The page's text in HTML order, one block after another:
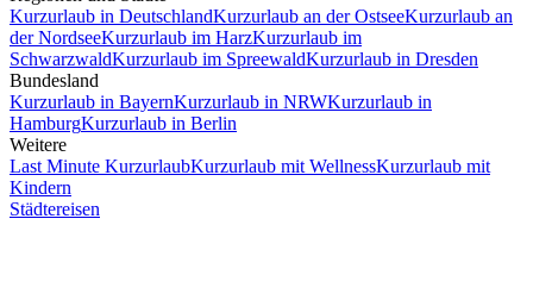
Kurzurlaub in DeutschlandKurzurlaub an der OstseeKurzurlaub an
der NordseeKurzurlaub im HarzKurzurlaub im
SchwarzwaldKurzurlaub im SpreewaldKurzurlaub in Dresden
Bundesland
Kurzurlaub in BayernKurzurlaub in NRWKurzurlaub in
HamburgKurzurlaub in Berlin
Weitere
Last Minute KurzurlaubKurzurlaub mit WellnessKurzurlaub mit
Kindern
Städtereisen